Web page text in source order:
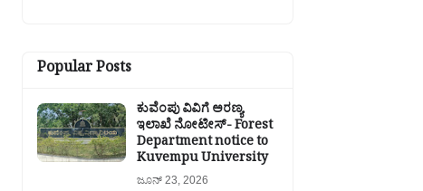
Popular Posts
ಕುವೆಂಪು ವಿವಿಗೆ ಅರಣ್ಯ
ಇಲಾಖೆ ನೋಟೀಸ್- Forest
Department notice to
Kuvempu University
ಜೂನ್ 23, 2026